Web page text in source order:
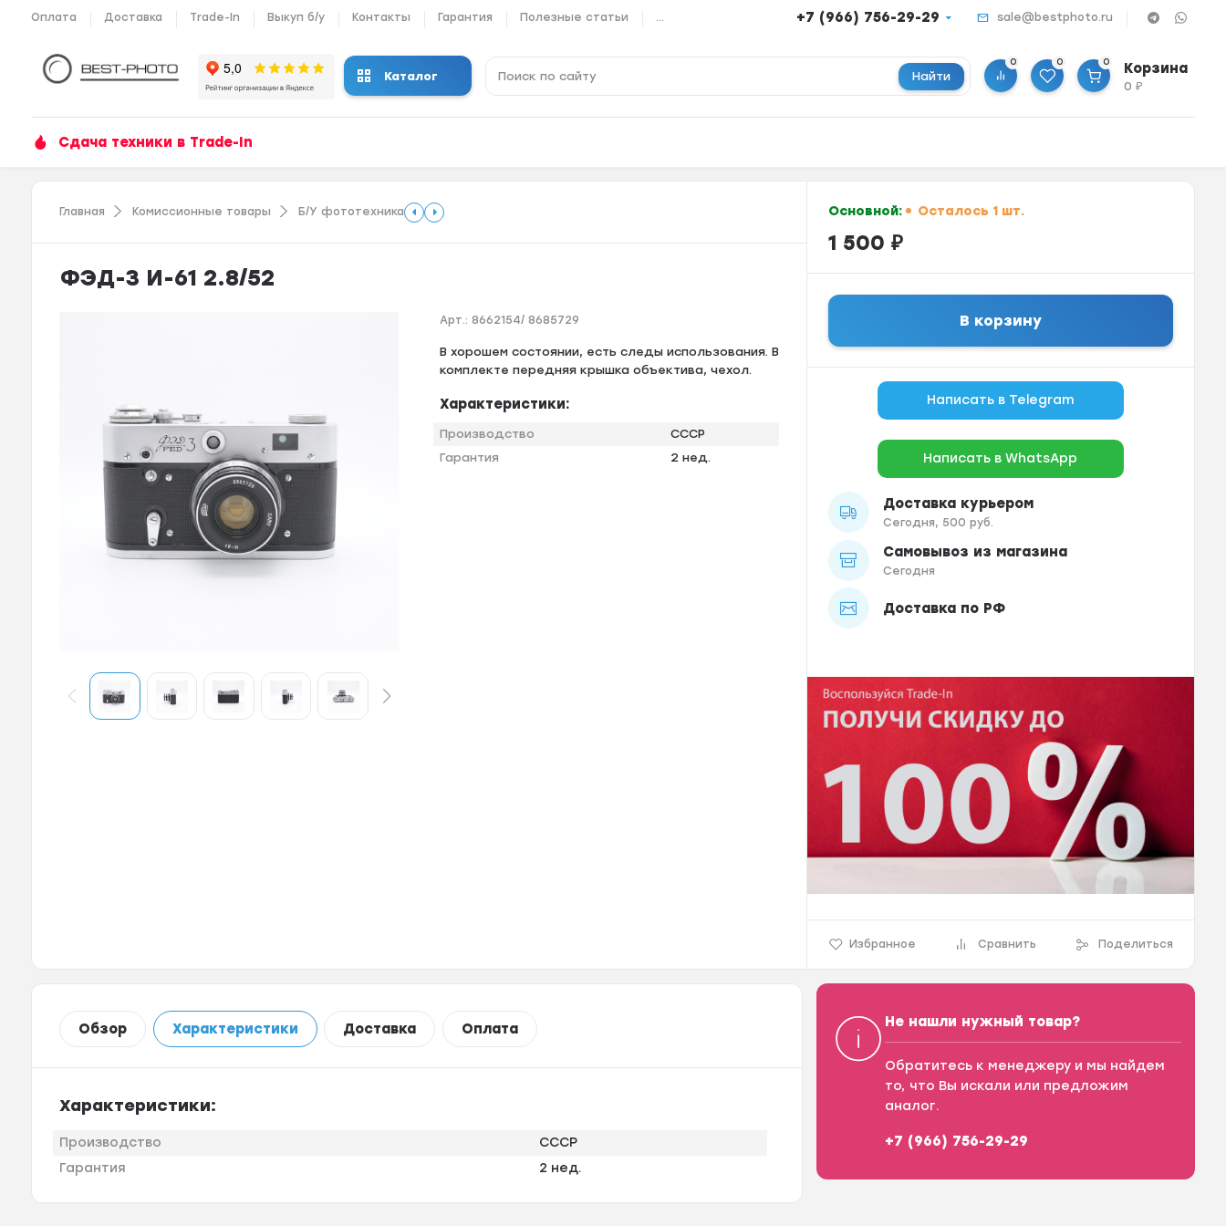
Оплата Доставка Trade-In Выкуп б/у Контакты Гарантия Полезные статьи ... +7 (966) 756-29-29 sale@bestphoto.ru
Каталог Найти
0 0 0 Корзина
0₽
Сдача техники в Trade-In
Главная Комиссионные товары Б/У фототехника
ФЭД-3 И-61 2.8/52
Арт.:8662154/ 8685729
В хорошем состоянии, есть следы использования. В
комплекте передняя крышка объектива, чехол.
Характеристики:
Производство
СССР
Гарантия
2 нед.
Основной: Осталось 1 шт.
1 500 ₽
В корзину
Написать в Telegram
Написать в WhatsApp
Доставка курьером
Сегодня, 500 руб.
Самовывоз из магазина
Сегодня
Доставка по РФ
Избранное Сравнить Поделиться
Обзор Характеристики Доставка Оплата
Характеристики:
Производство
СССР
Гарантия
2 нед.
Не нашли нужный товар?
Обратитесь к менеджеру и мы найдем
то, что Вы искали или предложим
аналог.
+7 (966) 756-29-29